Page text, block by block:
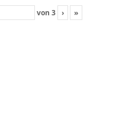
von 3 › »